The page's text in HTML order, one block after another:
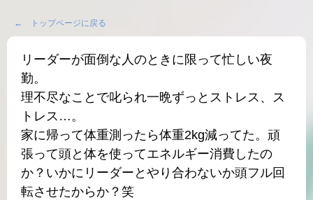
← トップページに戻る
リーダーが面倒な人のときに限って忙しい夜
勤。
理不尽なことで叱られ一晩ずっとストレス、ス
トレス…。
家に帰って体重測ったら体重2kg減ってた。頑
張って頭と体を使ってエネルギー消費したの
か？いかにリーダーとやり合わないか頭フル回
転させたからか？笑